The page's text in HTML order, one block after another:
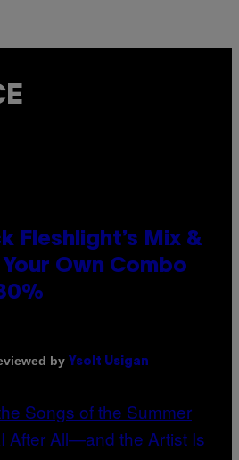
Fleshlight’s Mix &
Own Combo
by Ysolt Usigan